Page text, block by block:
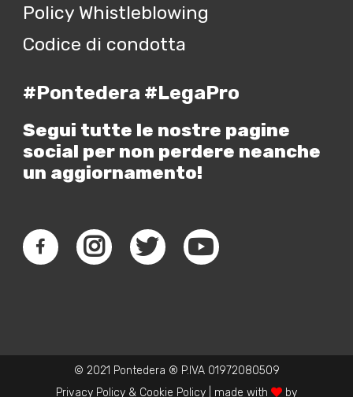
Policy Whistleblowing
Codice di condotta
#Pontedera #LegaPro
Segui tutte le nostre pagine
social per non perdere neanche
un aggiornamento!
© 2021 Pontedera ® P.IVA 01972080509
Privacy Policy & Cookie Policy | made with by